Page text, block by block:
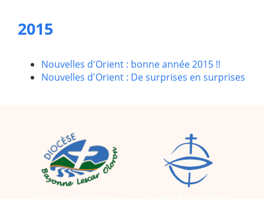
2015
Nouvelles d'Orient : bonne année 2015 !!
Nouvelles d'Orient : De surprises en surprises